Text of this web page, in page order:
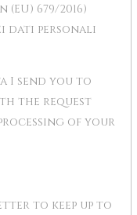
679/2016)
dati personali
I send you to
the request
of your
to keep up to